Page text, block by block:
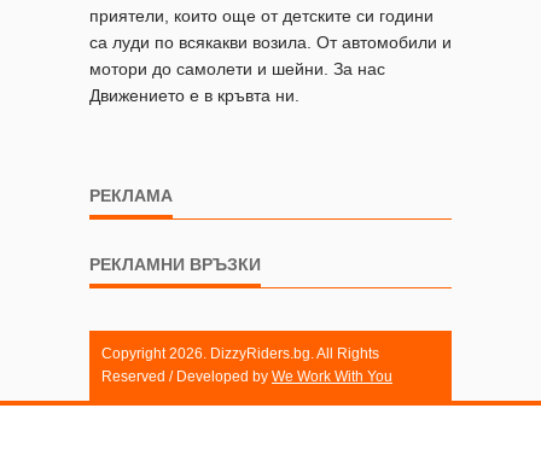
приятели, които още от детските си години
са луди по всякакви возила. От автомобили и
мотори до самолети и шейни. За нас
Движението е в кръвта ни.
РЕКЛАМА
РЕКЛАМНИ ВРЪЗКИ
Copyright 2026. DizzyRiders.bg. All Rights
Reserved / Developed by We Work With You